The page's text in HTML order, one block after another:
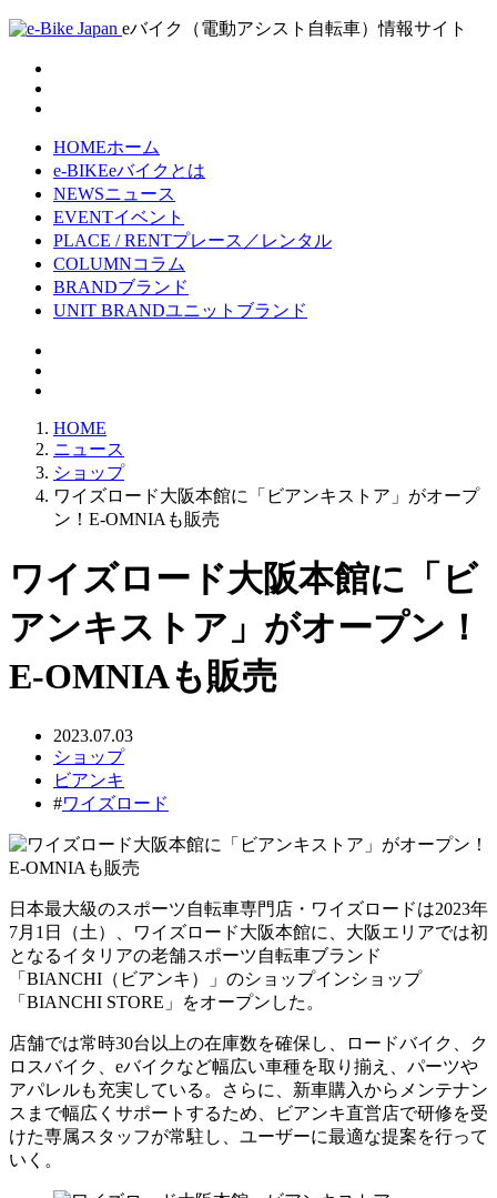
eバイク（電動アシスト自転車）情報サイト
HOMEホーム
e-BIKEeバイクとは
NEWSニュース
EVENTイベント
PLACE / RENTプレース／レンタル
COLUMNコラム
BRANDブランド
UNIT BRANDユニットブランド
HOME
ニュース
ショップ
ワイズロード大阪本館に「ビアンキストア」がオープ
ン！E-OMNIAも販売
ワイズロード大阪本館に「ビ
アンキストア」がオープン！
E-OMNIAも販売
2023.07.03
ショップ
ビアンキ
#ワイズロード
日本最大級のスポーツ自転車専門店・ワイズロードは2023年
7月1日（土）、ワイズロード大阪本館に、大阪エリアでは初
となるイタリアの老舗スポーツ自転車ブランド
「BIANCHI（ビアンキ）」のショップインショップ
「BIANCHI STORE」をオープンした。
店舗では常時30台以上の在庫数を確保し、ロードバイク、ク
ロスバイク、eバイクなど幅広い車種を取り揃え、パーツや
アパレルも充実している。さらに、新車購入からメンテナン
スまで幅広くサポートするため、ビアンキ直営店で研修を受
けた専属スタッフが常駐し、ユーザーに最適な提案を行って
いく。